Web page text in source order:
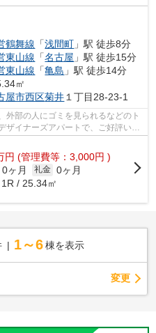
鶴舞線 「浅間町 」駅 徒歩8分
東山線 「名古屋 」駅 徒歩15分
東山線 「亀島 」駅 徒歩14分
㎡
屋市西区菊井１丁目28-23-1
外部の人にゴミを見られるなどのト
ザイナーズアパートで、ご好評いた
円 (管理費等：3,000円 )
0ヶ月 礼金 0ヶ月
/ 25.34㎡
1～6 棟を表示
変更